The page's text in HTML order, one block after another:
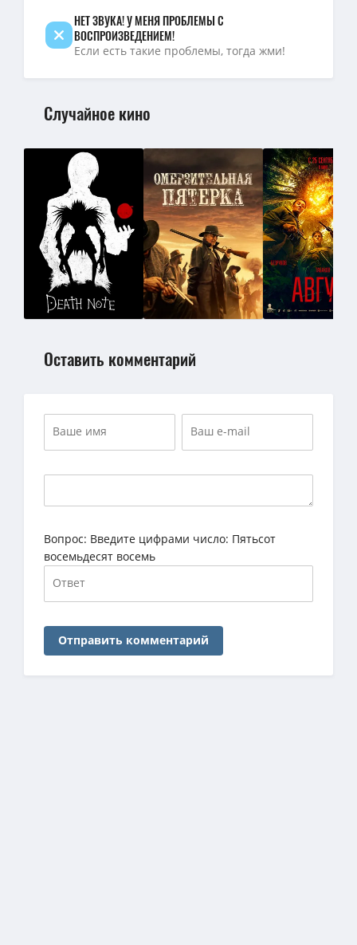
НЕТ ЗВУКА! У МЕНЯ ПРОБЛЕМЫ С
ВОСПРОИЗВЕДЕНИЕМ!
Если есть такие проблемы, тогда жми!
Случайное кино
Оставить комментарий
Вопрос: Введите цифрами число: Пятьсот
восемьдесят восемь
Отправить комментарий